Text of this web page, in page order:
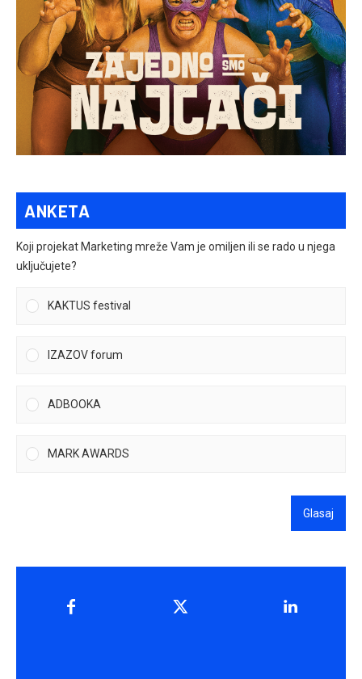
ANKETA
Koji projekat Marketing mreže Vam je omiljen ili se rado u njega
uključujete?
KAKTUS festival
IZAZOV forum
ADBOOKA
MARK AWARDS
Glasaj